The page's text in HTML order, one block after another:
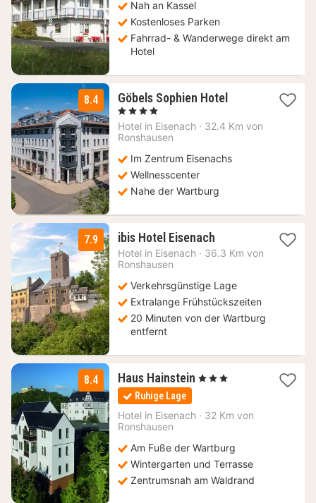
€
Nah an Kassel
Kostenloses Parken
Fahrrad- & Wanderwege direkt am
Hotel
8.4 Göbels Sophien Hotel1
ab
, 4 Sterne
Hotel in Eisenach · 32.4 Km von
Ronshausen
Im Zentrum Eisenachs
Wellnesscenter
Nahe der Wartburg
7.9 ibis Hotel Eisenach1
Nacht
€
Hotel in Eisenach · 36.3 Km von
Ronshausen
Verkehrsgünstige Lage
Extralange Frühstückszeiten
20 Minuten von der Wartburg
entfernt
8.4 Haus Hainstein 2
64
, 3 Sterne
Ruhige Lage
Hotel in Eisenach · 32 Km von
Ronshausen
Am Fuße der Wartburg
Wintergarten und Terrasse
Zentrumsnah am Waldrand